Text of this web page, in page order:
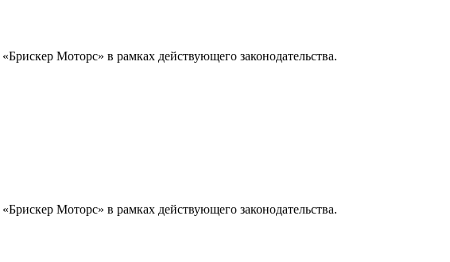
«Брискер Моторс» в рамках действующего законодательства.
«Брискер Моторс» в рамках действующего законодательства.